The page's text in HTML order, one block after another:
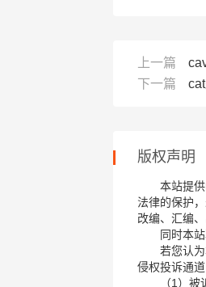
上一篇
下一篇
版权声明
本站提
法律的保护
改编、汇编
同时本
若您认
侵权投诉通
（1）